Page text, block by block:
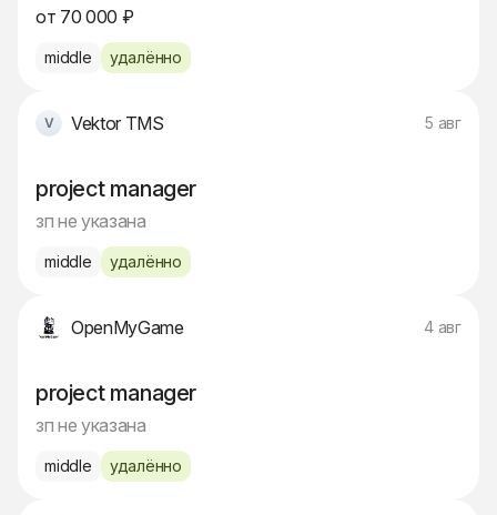
от 70 000 ₽
middle удалённо
Vektor TMS 5 авг
project manager
зп не указана
middle удалённо
OpenMyGame 4 авг
project manager
зп не указана
middle удалённо